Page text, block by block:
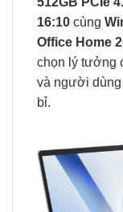
16:10 cùng
Office Home
chọn lý tưởng
và người dùng
bỉ.